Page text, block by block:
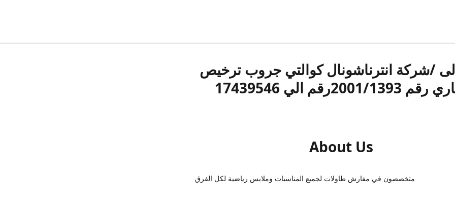
/شركة انترناشونال كوالتي جروب ترخيص
2001/1393رقم الي 17439546
About Us
متخصصون في مفارش طاولات لجميع المناسبات وملابس رياضية لكل الفرق